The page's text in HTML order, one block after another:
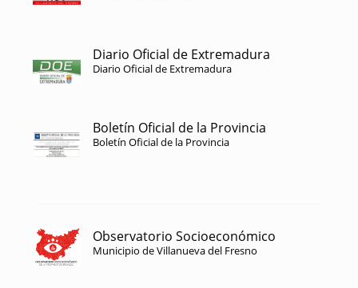
Diario Oficial de Extremadura
Diario Oficial de Extremadura
Boletín Oficial de la Provincia
Boletín Oficial de la Provincia
Observatorio Socioeconómico
Municipio de Villanueva del Fresno